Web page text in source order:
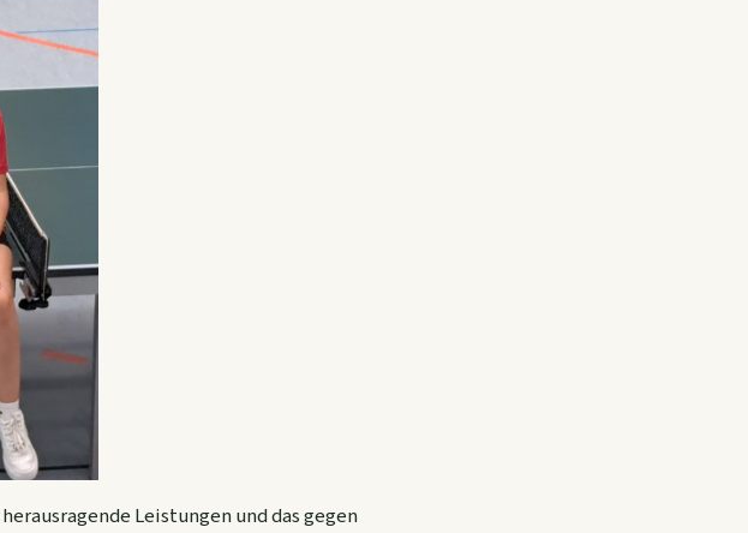
herausragende Leistungen und das gegen